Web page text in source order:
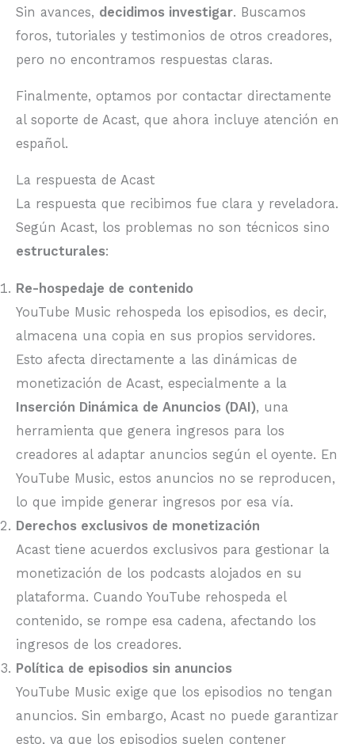
Sin avances, decidimos investigar. Buscamos
foros, tutoriales y testimonios de otros creadores,
pero no encontramos respuestas claras.
Finalmente, optamos por contactar directamente
al soporte de Acast, que ahora incluye atención en
español.
La respuesta de Acast
La respuesta que recibimos fue clara y reveladora.
Según Acast, los problemas no son técnicos sino
estructurales:
Re-hospedaje de contenido
YouTube Music rehospeda los episodios, es decir,
almacena una copia en sus propios servidores.
Esto afecta directamente a las dinámicas de
monetización de Acast, especialmente a la
Inserción Dinámica de Anuncios (DAI), una
herramienta que genera ingresos para los
creadores al adaptar anuncios según el oyente. En
YouTube Music, estos anuncios no se reproducen,
lo que impide generar ingresos por esa vía.
Derechos exclusivos de monetización
Acast tiene acuerdos exclusivos para gestionar la
monetización de los podcasts alojados en su
plataforma. Cuando YouTube rehospeda el
contenido, se rompe esa cadena, afectando los
ingresos de los creadores.
Política de episodios sin anuncios
YouTube Music exige que los episodios no tengan
anuncios. Sin embargo, Acast no puede garantizar
esto, ya que los episodios suelen contener